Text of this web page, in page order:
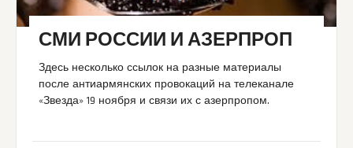
СМИ РОССИИ И АЗЕРПРОП
Здесь несколько ссылок на разные материалы
после антиармянских провокаций на телеканале
«Звезда» 19 ноября и связи их с азерпропом.